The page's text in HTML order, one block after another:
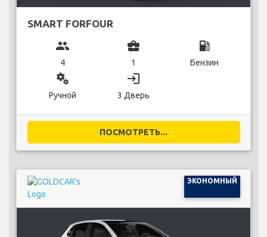
SMART FORFOUR
group
4
business_center
1
local_gas_station
Бензин
miscellaneous_services
Ручной
login
3 Дверь
ПОСМОТРЕТЬ...
ЭКОНОМНЫЙ